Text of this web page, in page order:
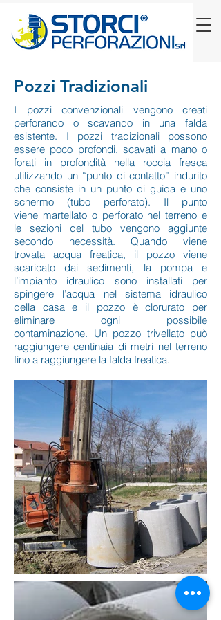
Pozzi Tradizionali
I pozzi convenzionali vengono creati
perforando o scavando in una falda
esistente. I pozzi tradizionali possono
essere poco profondi, scavati a mano o
forati in profondità nella roccia fresca
utilizzando un “punto di contatto” indurito
che consiste in un punto di guida e uno
schermo (tubo perforato). Il punto
viene martellato o perforato nel terreno e
le sezioni del tubo vengono aggiunte
secondo necessità. Quando viene
trovata acqua freatica, il pozzo viene
scaricato dai sedimenti, la pompa e
l’impianto idraulico sono installati per
spingere l’acqua nel sistema idraulico
della casa e il pozzo è clorurato per
eliminare ogni possibile
contaminazione. Un pozzo trivellato può
raggiungere centinaia di metri nel terreno
fino a raggiungere la falda freatica.